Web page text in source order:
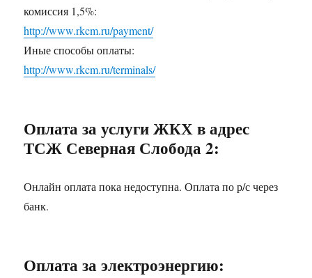
комиссия 1,5%:
http://www.rkcm.ru/payment/
Иные способы оплаты:
http://www.rkcm.ru/terminals/
Оплата за услуги ЖКХ в адрес
ТСЖ Северная Слобода 2:
Онлайн оплата пока недоступна. Оплата по р/с через
банк.
Оплата за электроэнергию: